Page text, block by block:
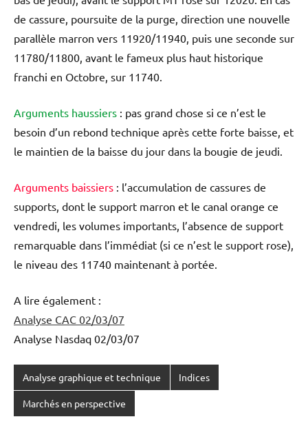
de cassure, poursuite de la purge, direction une nouvelle
parallèle marron vers 11920/11940, puis une seconde sur
11780/11800, avant le fameux plus haut historique
franchi en Octobre, sur 11740.
Arguments haussiers : pas grand chose si ce n’est le
besoin d’un rebond technique après cette forte baisse, et
le maintien de la baisse du jour dans la bougie de jeudi.
Arguments baissiers : l’accumulation de cassures de
supports, dont le support marron et le canal orange ce
vendredi, les volumes importants, l’absence de support
remarquable dans l’immédiat (si ce n’est le support rose),
le niveau des 11740 maintenant à portée.
A lire également :
Analyse CAC 02/03/07
Analyse Nasdaq 02/03/07
Analyse graphique et technique Indices
Marchés en perspective